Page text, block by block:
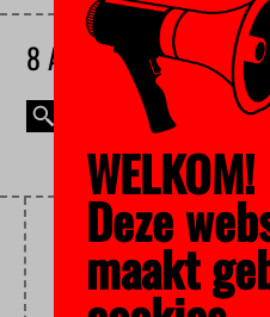
8 AUGUSTUS 2026
WELKOM!
Deze
maakt